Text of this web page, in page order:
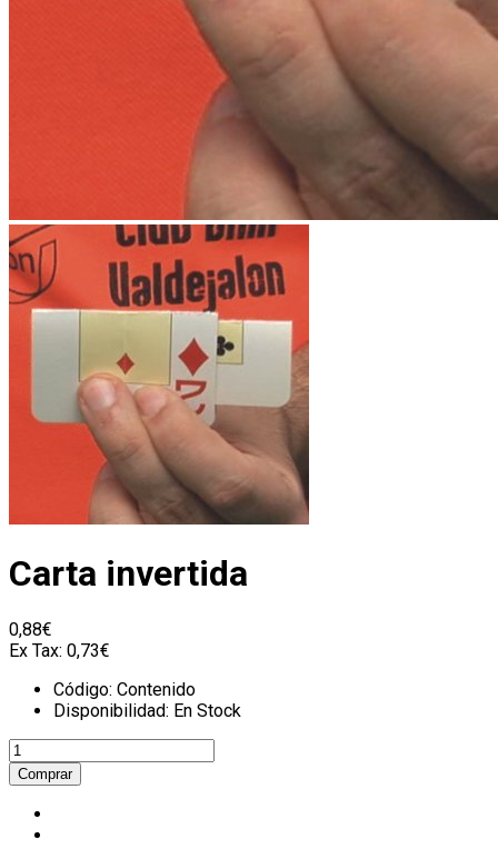
Carta invertida
0,88€
Ex Tax: 0,73€
Código: Contenido
Disponibilidad: En Stock